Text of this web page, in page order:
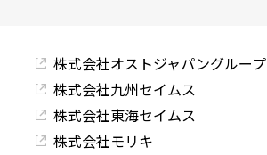
株式会社オストジャパングループ
株式会社九州セイムス
株式会社東海セイムス
株式会社モリキ